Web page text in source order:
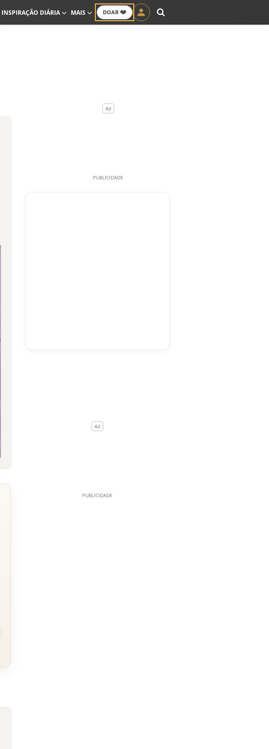
DOAR ❤️
INSPIRAÇÃO DIÁRIA MAIS